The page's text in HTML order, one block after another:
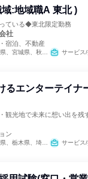
:地域職A 東北 )
ている◆東北限定勤務
社
宿泊、不動産
秋田県、山形県、福島県 サービス
るエンターテイナ
観光地で未来に想い出を残
ン
知県、三重県、滋賀県、京都府、大阪府、兵庫県、和歌山県、福岡県、長崎県、大分県、沖縄県 サービス/接